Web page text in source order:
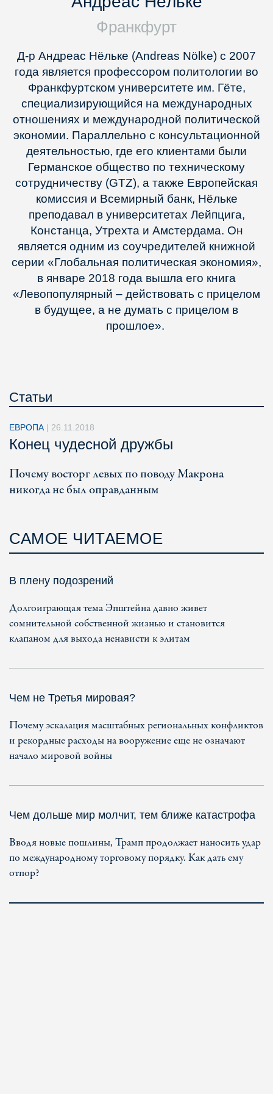
Франкфурт
Д-р Андреас Нёльке (Andreas Nölke) с 2007
года является профессором политологии во
Франкфуртском университете им. Гёте,
специализирующийся на международных
отношениях и международной политической
экономии. Параллельно с консультационной
деятельностью, где его клиентами были
Германское общество по техническому
сотрудничеству (GTZ), а также Европейская
комиссия и Всемирный банк, Нёльке
преподавал в университетах Лейпцига,
Констанца, Утрехта и Амстердама. Он
является одним из соучредителей книжной
серии «Глобальная политическая экономия»,
в январе 2018 года вышла его книга
«Левопопулярный – действовать с прицелом
в будущее, а не думать с прицелом в
прошлое».
Статьи
ЕВРОПА | 26.11.2018
Конец чудесной дружбы
Почему восторг левых по поводу Макрона
никогда не был оправданным
САМОЕ ЧИТАЕМОЕ
В плену подозрений
Долгоиграющая тема Эпштейна давно живет
сомнительной собственной жизнью и становится
клапаном для выхода ненависти к элитам
Чем не Третья мировая?
Почему эскалация масштабных региональных конфликтов
и рекордные расходы на вооружение еще не означают
начало мировой войны
Чем дольше мир молчит, тем ближе катастрофа
Вводя новые пошлины, Трамп продолжает наносить удар
по международному торговому порядку. Как дать ему
отпор?